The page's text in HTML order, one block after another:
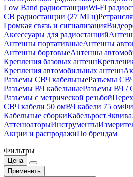
Low Band радиостанцииWi-Fi
CB радиостанции (27 МГц)
Громкая связь и сигнализация
Аксессуары для радиостанций
Антенны портативныеАнтенны
Антенны бортовыеАнтенны
Крепления базовых антенн
Крепления автомобильных антенн
Разъемы СВЧ кабельныеРазъемы
Разъемы ВЧ кабельныеРазъемы ВЧ /
Разъемы с метрической резьбой
СВЧ кабели 50 омВЧ кабели 75 ом
Кабельные сборкиКабельрост
АттенюаторыИнструменты
Акции и распродажиПо брендам
Фильтры
Цена
Применить